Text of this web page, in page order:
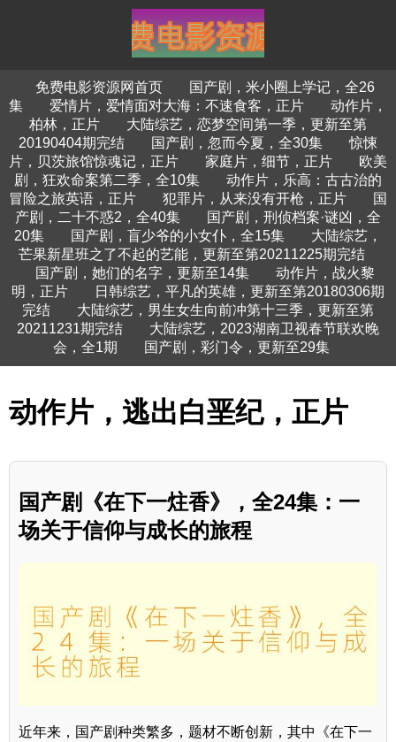
免费电影资源网首页
国产剧，米小圈上学记，全26
集
爱情片，爱情面对大海：不速食客，正片
动作片，
柏林，正片
大陆综艺，恋梦空间第一季，更新至第
20190404期完结
国产剧，忽而今夏，全30集
惊悚
片，贝茨旅馆惊魂记，正片
家庭片，细节，正片
欧美
剧，狂欢命案第二季，全10集
动作片，乐高：古古治的
冒险之旅英语，正片
犯罪片，从来没有开枪，正片
国
产剧，二十不惑2，全40集
国产剧，刑侦档案·谜凶，全
20集
国产剧，盲少爷的小女仆，全15集
大陆综艺，
芒果新星班之了不起的艺能，更新至第20211225期完结
国产剧，她们的名字，更新至14集
动作片，战火黎
明，正片
日韩综艺，平凡的英雄，更新至第20180306期
完结
大陆综艺，男生女生向前冲第十三季，更新至第
20211231期完结
大陆综艺，2023湖南卫视春节联欢晚
会，全1期
国产剧，彩门令，更新至29集
动作片，逃出白垩纪，正片
国产剧《在下一炷香》，全24集：一
场关于信仰与成长的旅程
近年来，国产剧种类繁多，题材不断创新，其中《在下一